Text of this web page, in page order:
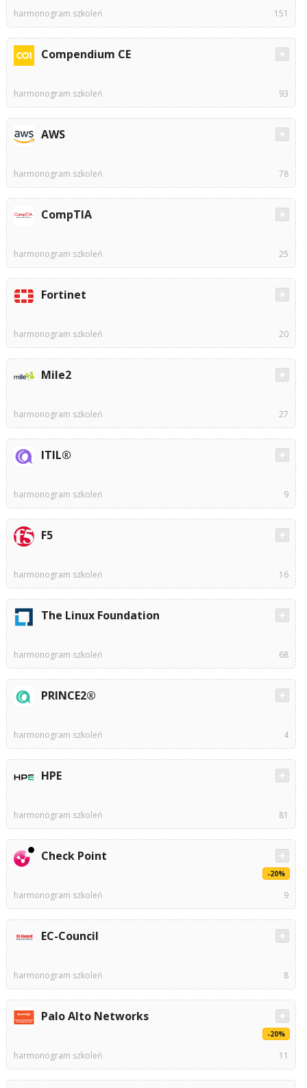
harmonogram szkoleń 151
Compendium CE
harmonogram szkoleń 93
AWS
harmonogram szkoleń 78
CompTIA
harmonogram szkoleń 25
Fortinet
harmonogram szkoleń 20
Mile2
harmonogram szkoleń 27
ITIL®
harmonogram szkoleń 9
F5
harmonogram szkoleń 16
The Linux Foundation
harmonogram szkoleń 68
PRINCE2®
harmonogram szkoleń 4
HPE
harmonogram szkoleń 81
Check Point
-20%
harmonogram szkoleń 9
EC-Council
harmonogram szkoleń 8
Palo Alto Networks
-20%
harmonogram szkoleń 11